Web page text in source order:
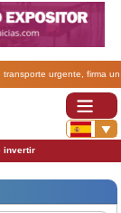
urgente, firma un
invertir